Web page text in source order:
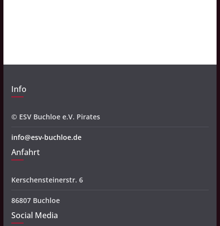
Info
© ESV Buchloe e.V. Pirates
info@esv-buchloe.de
Anfahrt
Kerschensteinerstr. 6
86807 Buchloe
Social Media